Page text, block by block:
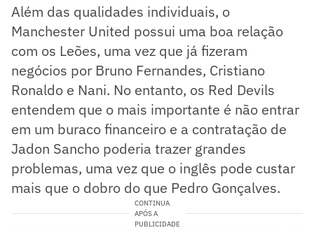
Além das qualidades individuais, o
Manchester United possui uma boa relação
com os Leões, uma vez que já fizeram
negócios por Bruno Fernandes, Cristiano
Ronaldo e Nani. No entanto, os Red Devils
entendem que o mais importante é não entrar
em um buraco financeiro e a contratação de
Jadon Sancho poderia trazer grandes
problemas, uma vez que o inglês pode custar
mais que o dobro do que Pedro Gonçalves.
CONTINUA
APÓS A
PUBLICIDADE